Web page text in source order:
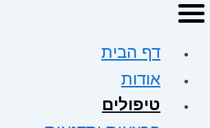
דף הבית
אודות
טיפולים